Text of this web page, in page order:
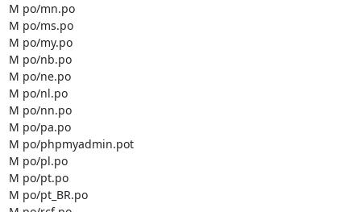
M po/mn.po
M po/ms.po
M po/my.po
M po/nb.po
M po/ne.po
M po/nl.po
M po/nn.po
M po/pa.po
M po/phpmyadmin.pot
M po/pl.po
M po/pt.po
M po/pt_BR.po